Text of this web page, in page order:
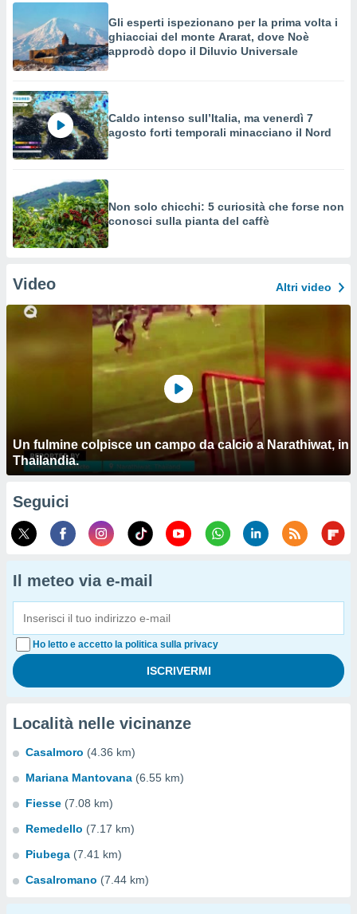
Gli esperti ispezionano per la prima volta i
ghiacciai del monte Ararat, dove Noè
approdò dopo il Diluvio Universale
Caldo intenso sull’Italia, ma venerdì 7
agosto forti temporali minacciano il Nord
Non solo chicchi: 5 curiosità che forse non
conosci sulla pianta del caffè
Video Altri video
Un fulmine colpisce un campo da calcio a Narathiwat, in
Thailandia.
Seguici
Il meteo via e-mail
Ho letto e accetto la politica sulla privacy
Località nelle vicinanze
Casalmoro (4.36 km)
Mariana Mantovana (6.55 km)
Fiesse (7.08 km)
Remedello (7.17 km)
Piubega (7.41 km)
Casalromano (7.44 km)